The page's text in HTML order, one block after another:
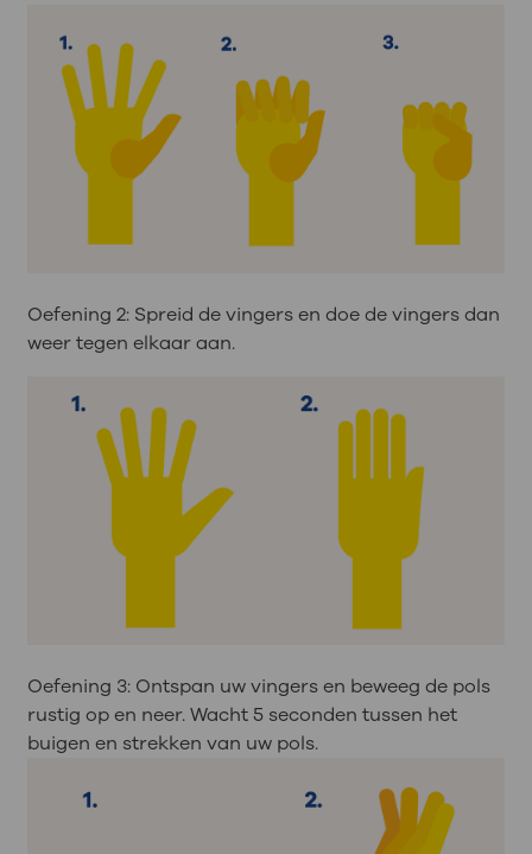
Oefening 2: Spreid de vingers en doe de vingers dan
weer tegen elkaar aan.
Oefening 3: Ontspan uw vingers en beweeg de pols
rustig op en neer. Wacht 5 seconden tussen het
buigen en strekken van uw pols.